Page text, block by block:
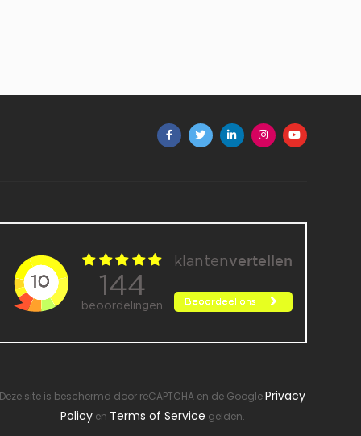
Deze site is beschermd door reCAPTCHA en de GooglePrivacy
Policyen Terms of Service gelden.